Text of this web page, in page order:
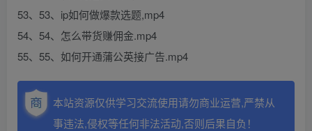
53、53、ip如何做爆款选题,mp4
54、54、怎么带货赚佣金.mp4
55、55、如何开通蒲公英接广告.mp4
本站资源仅供学习交流使用请勿商业运营,严禁从
事违法,侵权等任何非法活动,否则后果自负！